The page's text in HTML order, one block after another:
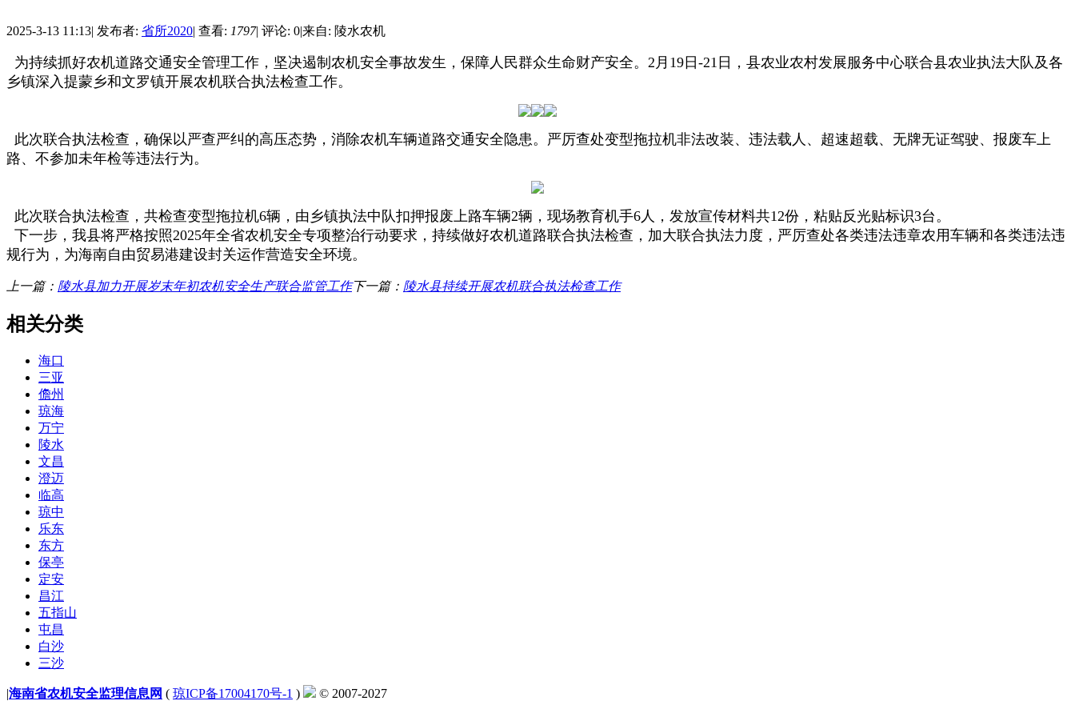
2025-3-13 11:13| 发布者: 省所2020| 查看: 1797| 评论: 0|来自: 陵水农机
为持续抓好农机道路交通安全管理工作，坚决遏制农机安全事故发生，保障人民群众生命财产安全。2月19日-21日，县农业农村发展服务中心联合县农业执法大队及各
乡镇深入提蒙乡和文罗镇开展农机联合执法检查工作。
此次联合执法检查，确保以严查严纠的高压态势，消除农机车辆道路交通安全隐患。严厉查处变型拖拉机非法改装、违法载人、超速超载、无牌无证驾驶、报废车上
路、不参加未年检等违法行为。
此次联合执法检查，共检查变型拖拉机6辆，由乡镇执法中队扣押报废上路车辆2辆，现场教育机手6人，发放宣传材料共12份，粘贴反光贴标识3台。
下一步，我县将严格按照2025年全省农机安全专项整治行动要求，持续做好农机道路联合执法检查，加大联合执法力度，严厉查处各类违法违章农用车辆和各类违法违
规行为，为海南自由贸易港建设封关运作营造安全环境。
上一篇： 陵水县加力开展岁末年初农机安全生产联合监管工作下一篇： 陵水县持续开展农机联合执法检查工作
相关分类
海口
三亚
儋州
琼海
万宁
陵水
文昌
澄迈
临高
琼中
乐东
东方
保亭
定安
昌江
五指山
屯昌
白沙
三沙
|海南省农机安全监理信息网 ( 琼ICP备17004170号-1 ) © 2007-2027